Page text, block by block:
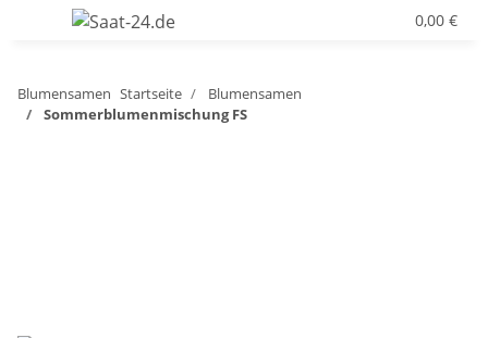
0,00 €
Blumensamen Startseite
Blumensamen
Sommerblumenmischung FS